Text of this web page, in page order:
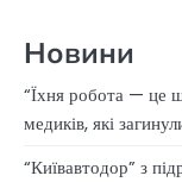
Новини
“Їхня робота — це
медиків, які
“Київавтодор” з